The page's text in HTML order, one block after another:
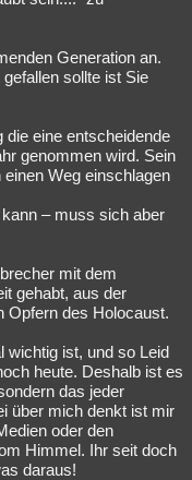
Generation an.
sollte ist Sie
die eine entscheidende
genommen wird. Sein
Weg einschlagen
– muss sich aber
mit dem
gehabt, aus der
Opfern des Holocaust.
wichtig ist, und so Leid
heute. Deshalb ist es
das jeder
über mich denkt ist mir
oder den
Himmel. Ihr seit doch
daraus!